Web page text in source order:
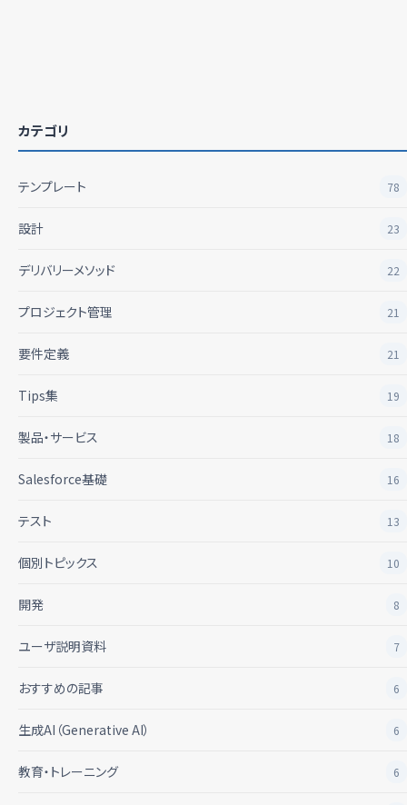
カテゴリ
テンプレート 78
設計 23
デリバリーメソッド 22
プロジェクト管理 21
要件定義 21
Tips集 19
製品・サービス 18
Salesforce基礎 16
テスト 13
個別トピックス 10
開発 8
ユーザ説明資料 7
おすすめの記事 6
生成AI（Generative AI） 6
教育・トレーニング 6